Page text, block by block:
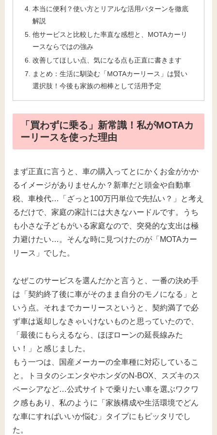
本当に便利？使い方とリアルな活用パターンを徹底
解説
他サービスと比較した率直な感想と、MOTAカーリ
ースならではの強み
改善してほしい点、気になる点も正直に書きます
まとめ：生活に馴染む「MOTAカーリース」は賢い
選択肢！今後も家族の相棒として活用予定
「買わずに乗る」新常識！私がMOTAカ
ーリースを使った理由
まず正直に言うと、車の購入ってとにかくお金がかか
るイメージがありませんか？新車だと頭金や自動車
税、車検代…「ざっと100万円単位で先払い？」と考え
るだけで、家庭の家計には大きなハードルです。うち
も小さな子どもがいる家庭なので、突発的な支出は極
力避けたい…。そんな時に見つけたのが「MOTAカー
リース」でした。
なぜこのサービスを選んだかと言うと、一番の決め手
は「契約終了後に車がそのまま自分のモノになる」と
いう点。それまでカーリースというと、契約満了で必
ず車は返却しなきゃいけないものと思っていたので、
「最後にもらえるなら、ほぼローンの延長線みた
い！」と感じました。
もう一つは、国産メーカーの全車種に対応しているこ
と。トヨタのシエンタやホンダのN-BOX、スズキのス
ペーシアなど…公式サイトで乗りたい車を選ぶワクワ
ク感もあり、私のように「家族構成や生活環境でどん
な車にすればいいか悩む」タイプにもピッタリでし
た。